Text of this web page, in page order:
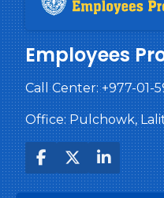
Employees
Call Center:+977-01-
Office: Pulchowk,